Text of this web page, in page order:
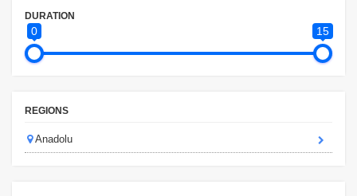
DURATION
0 15
REGIONS
Anadolu